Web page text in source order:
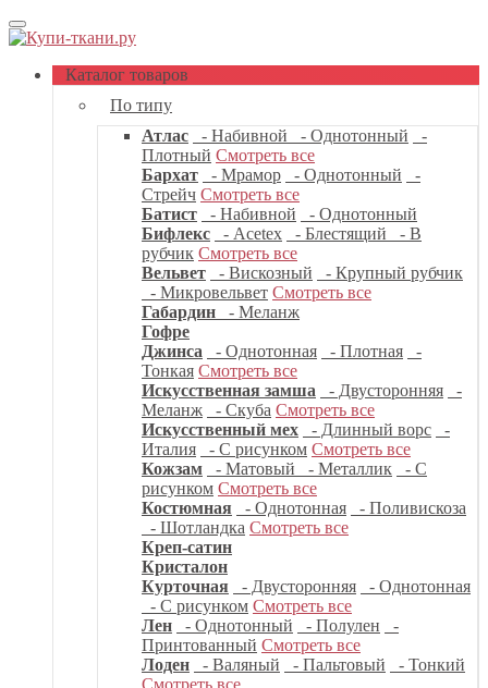
Каталог товаров
По типу
Атлас
- Набивной - Однотонный
-
Плотный Смотреть все
Бархат
- Мрамор - Однотонный
-
Стрейч Смотреть все
Батист
- Набивной
- Однотонный
Бифлекс
- Acetex - Блестящий
- В
рубчик Смотреть все
Вельвет
- Вискозный
- Крупный рубчик
- Микровельвет Смотреть все
Габардин
- Меланж
Гофре
Джинса
- Однотонная - Плотная
-
Тонкая Смотреть все
Искусственная замша
- Двусторонняя
-
Меланж
- Скуба Смотреть все
Искусственный мех
- Длинный ворс
-
Италия
- С рисунком Смотреть все
Кожзам
- Матовый - Металлик
- С
рисунком Смотреть все
Костюмная
- Однотонная
- Поливискоза
- Шотландка Смотреть все
Креп-сатин
Кристалон
Курточная
- Двусторонняя
- Однотонная
- С рисунком Смотреть все
Лен
- Однотонный - Полулен
-
Принтованный Смотреть все
Лоден
- Валяный - Пальтовый
- Тонкий
Смотреть все